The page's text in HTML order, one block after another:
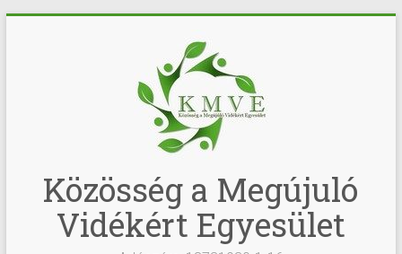
Közösség a Megújuló
Vidékért Egyesület